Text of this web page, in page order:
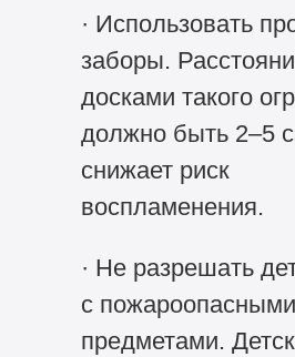
· Использовать
заборы.
досками такого
должно быть 2–5
снижает риск
воспламенения.
· Не разрешать
с пожароопасными
предметами.